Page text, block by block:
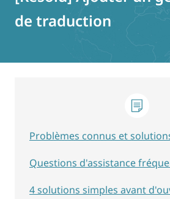
de traduction
Problèmes connus et
Questions d'assistance
4 solutions simples avant